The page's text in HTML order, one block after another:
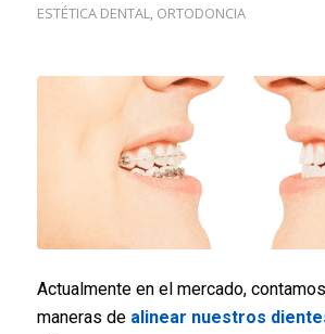
ESTÉTICA DENTAL, ORTODONCIA
Actualmente en el mercado,
maneras de alinear nuestros